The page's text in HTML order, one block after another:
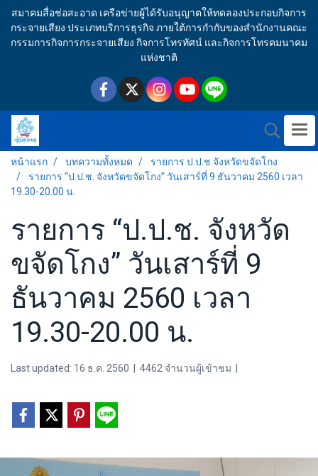
สมาคมสื่อช่อสะอาด เครือข่ายผู้ได้รับอนุญาตให้ทดลองประกอบกิจการ
กระจายเสียง ประเภทบริการธุรกิจ ภายใต้การกำกับของสำนักงานคณะ
กรรมการกิจการกระจายเสียง กิจการโทรทัศน์ และกิจการโทรคมนาคม
แห่งชาติ
หน้าแรก บทความทั้งหมด
รายการ ป.ป.ช.จังหวัดขจัดโกง
รายการ “ป.ป.ช. จังหวัดขจัดโกง” วันเสาร์ที่ 9 ธันวาคม 2560 เวลา
19.30-20.00 น.
รายการ “ป.ป.ช. จังหวัด
ขจัดโกง” วันเสาร์ที่ 9
ธันวาคม 2560 เวลา
19.30-20.00 น.
Last updated: 16 ธ.ค. 2560 4462 จำนวนผู้เข้าชม